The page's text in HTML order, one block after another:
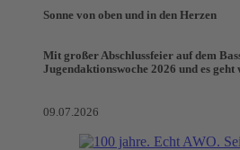
Sonne von oben und in den Herzen
Mit großer Abschlussfeier auf dem
Jugendaktionswoche 2026 und es
09.07.2026